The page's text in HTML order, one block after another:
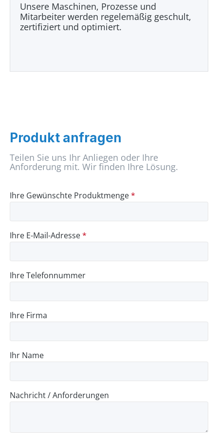
Unsere Maschinen, Prozesse und
Mitarbeiter werden regelemäßig geschult,
zertifiziert und optimiert.
Produkt anfragen
Teilen Sie uns Ihr Anliegen oder Ihre
Anforderung mit. Wir finden Ihre Lösung.
Ihre Gewünschte Produktmenge*
Ihre E-Mail-Adresse*
Ihre Telefonnummer
Ihre Firma
Ihr Name
Nachricht / Anforderungen